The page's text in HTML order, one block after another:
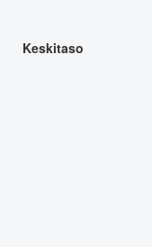
Keskitaso